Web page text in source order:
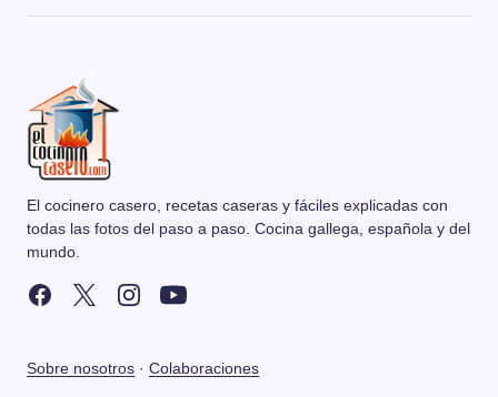
El cocinero casero, recetas caseras y fáciles explicadas con
todas las fotos del paso a paso. Cocina gallega, española y del
mundo.
Sobre nosotros · Colaboraciones